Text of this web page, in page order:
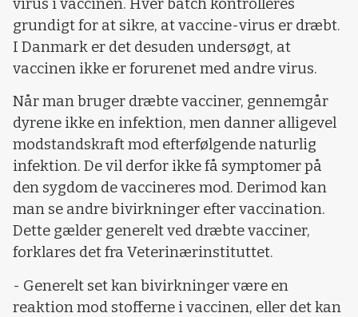
virus i vaccinen. Hver batch kontrolleres
grundigt for at sikre, at vaccine-virus er dræbt.
I Danmark er det desuden undersøgt, at
vaccinen ikke er forurenet med andre virus.
Når man bruger dræbte vacciner, gennemgår
dyrene ikke en infektion, men danner alligevel
modstandskraft mod efterfølgende naturlig
infektion. De vil derfor ikke få symptomer på
den sygdom de vaccineres mod. Derimod kan
man se andre bivirkninger efter vaccination.
Dette gælder generelt ved dræbte vacciner,
forklares det fra Veterinærinstituttet.
- Generelt set kan bivirkninger være en
reaktion mod stofferne i vaccinen, eller det kan